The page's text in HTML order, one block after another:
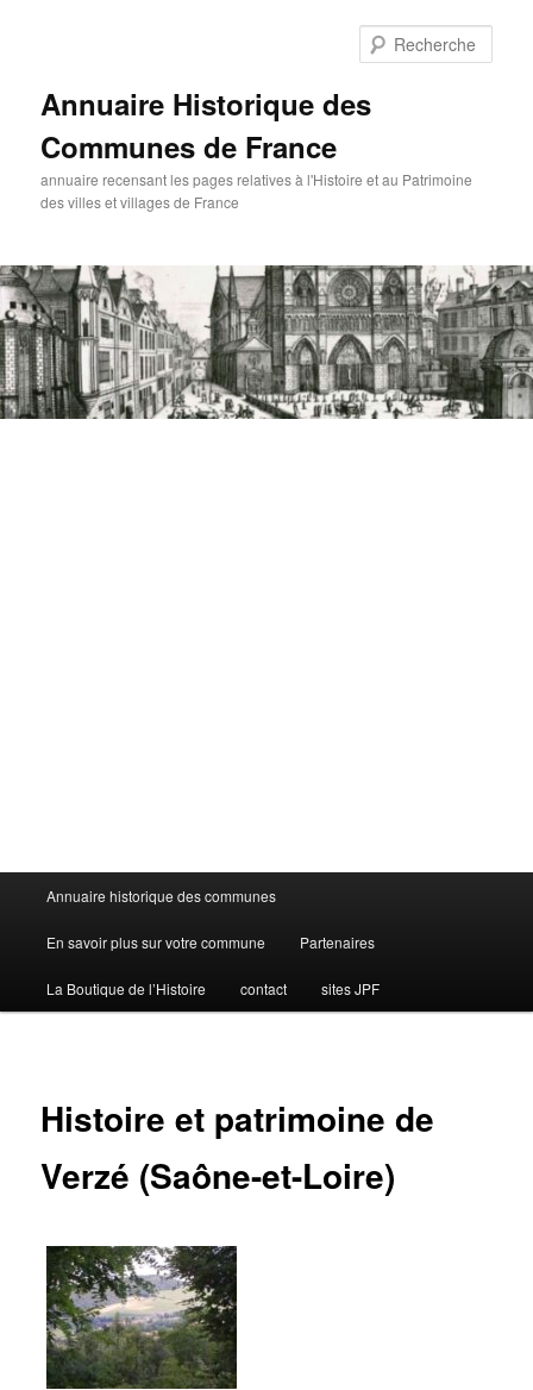
Annuaire Historique des
Communes de France
annuaire recensant les pages relatives à l'Histoire et au Patrimoine
des villes et villages de France
Menu
principal
Annuaire historique des communes
En savoir plus sur votre commune Partenaires
La Boutique de l’Histoire contact sites JPF
Histoire et patrimoine de
Verzé (Saône-et-Loire)